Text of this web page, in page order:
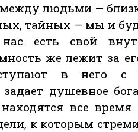
людьми —
тайных — мы и
есть свой
же лежит за
в него с
душевное
все
к которым